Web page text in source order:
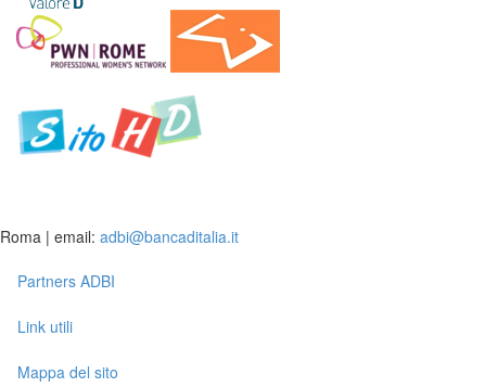
Roma | email: adbi@bancaditalia.it
Partners ADBI
Link utili
Mappa del sito